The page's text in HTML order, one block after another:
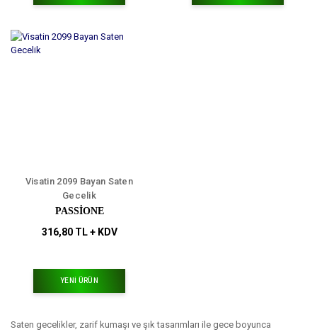
Visatin 2099 Bayan Saten
Gecelik
PASSİONE
316,80 TL + KDV
YENİ ÜRÜN
Saten gecelikler, zarif kumaşı ve şık tasarımları ile gece boyunca